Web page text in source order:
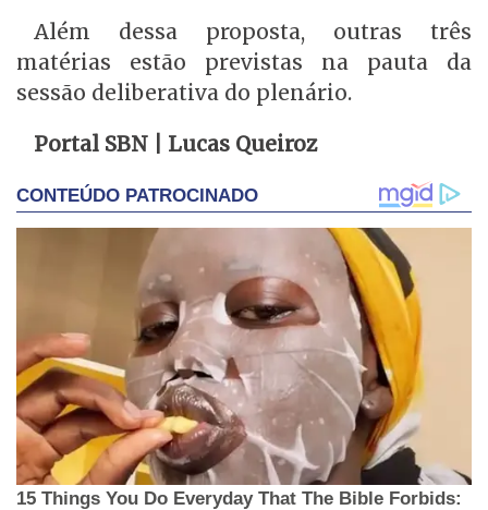
Além dessa proposta, outras três
matérias estão previstas na pauta da
sessão deliberativa do plenário.
Portal SBN | Lucas Queiroz